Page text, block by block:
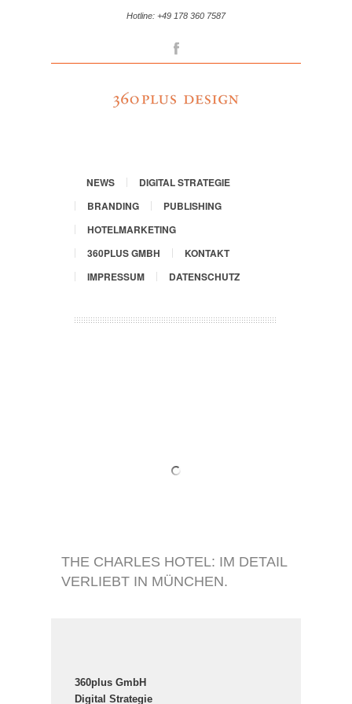
Hotline: +49 178 360 7587
NEWS
DIGITAL STRATEGIE
BRANDING
PUBLISHING
HOTELMARKETING
360PLUS GMBH
KONTAKT
IMPRESSUM
DATENSCHUTZ
THE CHARLES HOTEL: IM DETAIL
VERLIEBT IN MÜNCHEN.
360plus GmbH
Digital Strategie